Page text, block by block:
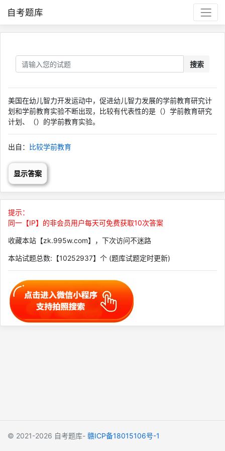
自考题库
搜索
美国在幼儿智力开发运动中，促进幼儿智力发展的学前教育研究计
划和学前教育实验不断出现，比较有代表性的是（）学前教育研究
计划、（）的学前教育实验。
出自： 比较学前教育
显示答案
提示：
同一【IP】的非会员用户每天可免费获取10次答案
收藏本站【zk.995w.com】，下次访问不迷路
本站试题总数:【10252937】个 (题库试题定时更新)
© 2021-2026 自考题库- 赣ICP备18015106号-1